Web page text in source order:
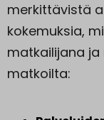
merkittävistä
kokemuksia,
matkailijana
matkoilta: